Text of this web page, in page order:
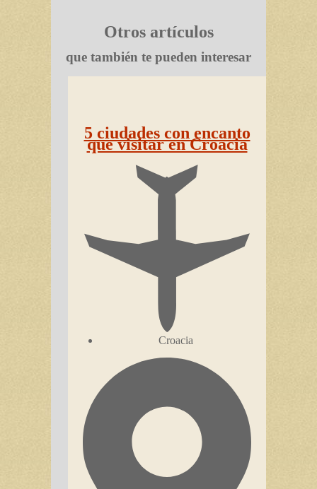
Otros artículos
que también te pueden interesar
5 ciudades con encanto
que visitar en Croacia
Croacia